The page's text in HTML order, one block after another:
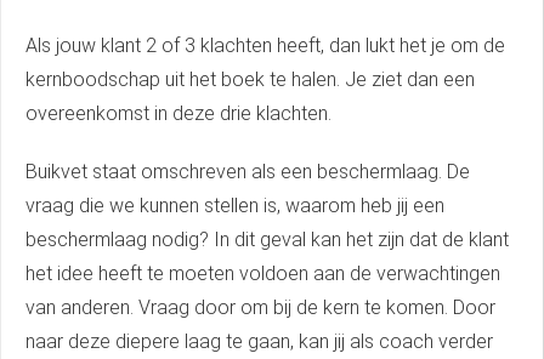
Als jouw klant 2 of 3 klachten heeft, dan lukt het je om de
kernboodschap uit het boek te halen. Je ziet dan een
overeenkomst in deze drie klachten.
Buikvet staat omschreven als een beschermlaag. De
vraag die we kunnen stellen is, waarom heb jij een
beschermlaag nodig? In dit geval kan het zijn dat de klant
het idee heeft te moeten voldoen aan de verwachtingen
van anderen. Vraag door om bij de kern te komen. Door
naar deze diepere laag te gaan, kan jij als coach verder